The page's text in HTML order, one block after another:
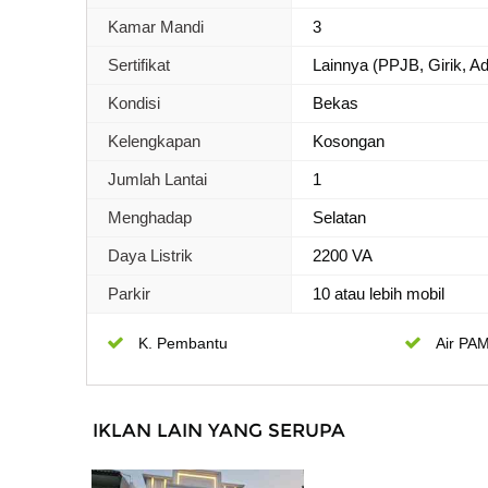
Kamar Mandi 3
Sertifikat Lainnya (PPJB, Girik,
Kondisi Bekas
Kelengkapan Kosongan
Jumlah Lantai 1
Menghadap Selatan
Daya Listrik 2200 VA
Parkir 10 atau lebih mobil
K. Pembantu Air PAM
IKLAN LAIN YANG SERUPA